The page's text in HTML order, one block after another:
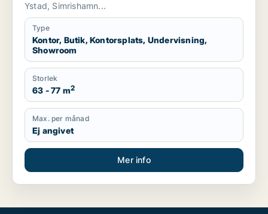
Ystad, Simrishamn...
Type
Kontor, Butik, Kontorsplats, Undervisning,
Showroom
Storlek
63 - 77 m2
Max. per månad
Ej angivet
Mer info